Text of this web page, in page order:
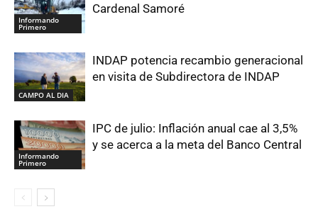
Informando
Primero
Cardenal Samoré
CAMPO AL DIA
INDAP potencia recambio generacional
en visita de Subdirectora de INDAP
Informando
Primero
IPC de julio: Inflación anual cae al 3,5%
y se acerca a la meta del Banco Central